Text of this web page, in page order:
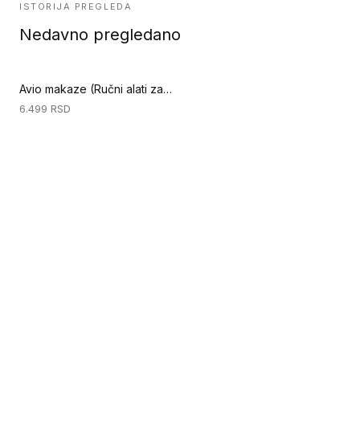
ISTORIJA PREGLEDA
Nedavno pregledano
Avio makaze (Ručni alati za podove)
6.499 RSD